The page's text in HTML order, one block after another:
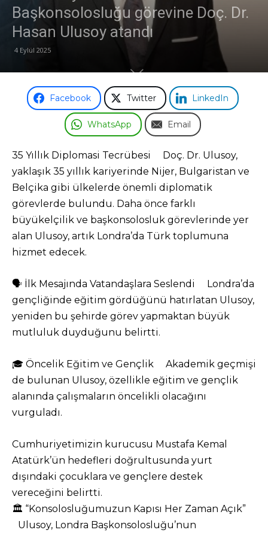
Odası
Başkonsolosluğu görevine Doç. Dr.
Hasan Ulusoy atandı
4 Eylül 2025
Facebook Twitter LinkedIn
WhatsApp Email
35 Yıllık Diplomasi Tecrübesi Doç. Dr. Ulusoy,
yaklaşık 35 yıllık kariyerinde Nijer, Bulgaristan ve
Belçika gibi ülkelerde önemli diplomatik
görevlerde bulundu. Daha önce farklı
büyükelçilik ve başkonsolosluk görevlerinde yer
alan Ulusoy, artık Londra’da Türk toplumuna
hizmet edecek.
🗣️ İlk Mesajında Vatandaşlara Seslendi Londra’da
gençliğinde eğitim gördüğünü hatırlatan Ulusoy,
yeniden bu şehirde görev yapmaktan büyük
mutluluk duyduğunu belirtti.
🎓 Öncelik Eğitim ve Gençlik Akademik geçmişi
de bulunan Ulusoy, özellikle eğitim ve gençlik
alanında çalışmaların öncelikli olacağını
vurguladı.
Cumhuriyetimizin kurucusu Mustafa Kemal
Atatürk’ün hedefleri doğrultusunda yurt
dışındaki çocuklara ve gençlere destek
vereceğini belirtti.
🏛️ “Konsolosluğumuzun Kapısı Her Zaman Açık”
Ulusoy, Londra Başkonsolosluğu’nun